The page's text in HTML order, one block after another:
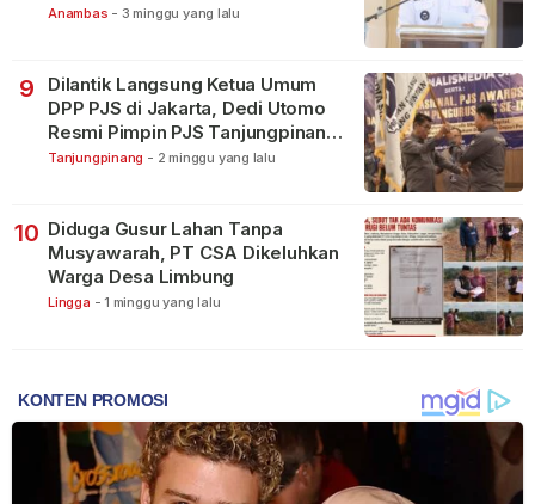
Anambas - 3 minggu yang lalu
9
Dilantik Langsung Ketua Umum
DPP PJS di Jakarta, Dedi Utomo
Resmi Pimpin PJS Tanjungpinang-
Bintan
Tanjungpinang - 2 minggu yang lalu
10 Diduga Gusur Lahan Tanpa
Musyawarah, PT CSA Dikeluhkan
Warga Desa Limbung
Lingga - 1 minggu yang lalu